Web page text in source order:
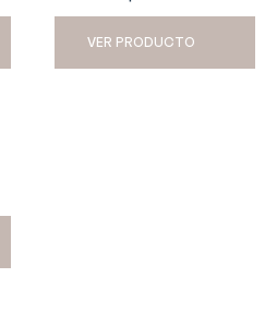
VER PRODUCTO